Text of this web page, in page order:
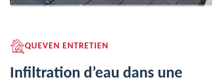
QUEVEN ENTRETIEN
Infiltration d’eau dans une